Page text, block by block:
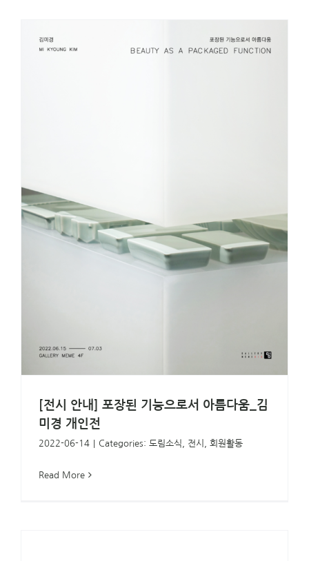
[전시 안내] 포장된 기능으로서 아름다움_김
미경 개인전
2022-06-14 Categories: 도림소식 전시 회원활동
Read More